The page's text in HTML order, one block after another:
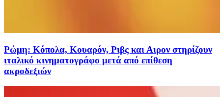
Ρώμη: Κόπολα, Κουαρόν, Ριβς και Αιρον στηρίζουν
ιταλικό κινηματογράφο μετά από επίθεση
ακροδεξιών